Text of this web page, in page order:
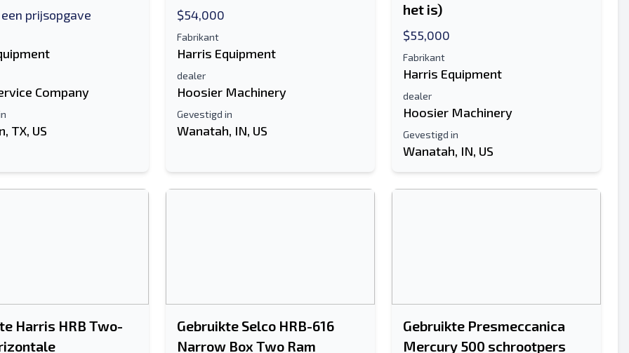
prijsopgave
Company
TX, US
$54,000
Fabrikant
Harris Equipment
dealer
Hoosier Machinery
Gevestigd in
Wanatah, IN, US
het is)
$55,000
Fabrikant
Harris Equipment
dealer
Hoosier Machinery
Gevestigd in
Wanatah, IN, US
Harris HRB Two-
Gebruikte Selco HRB-616
Narrow Box Two Ram
Gebruikte Presmeccanica
Mercury 500 schrootpers